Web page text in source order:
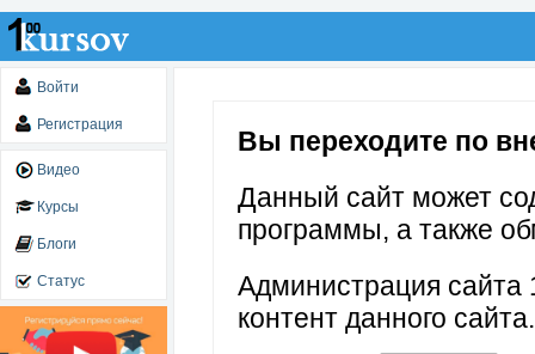
Войти
Регистрация
Видео
Курсы
Блоги
Статус
Вы переходите по
Данный сайт может
программы, а также
Администрация сайта
контент данного сайта.